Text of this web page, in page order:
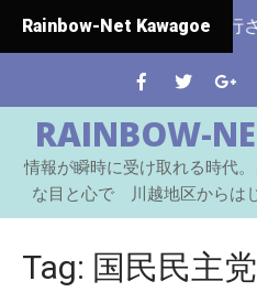
Rainbow-Net Kawagoe
ではじめて市制施行された伝
RAINBOW-
情報が瞬時に受け取れる時代
な目と心で 川越地区からは
Tag: 国民民主党